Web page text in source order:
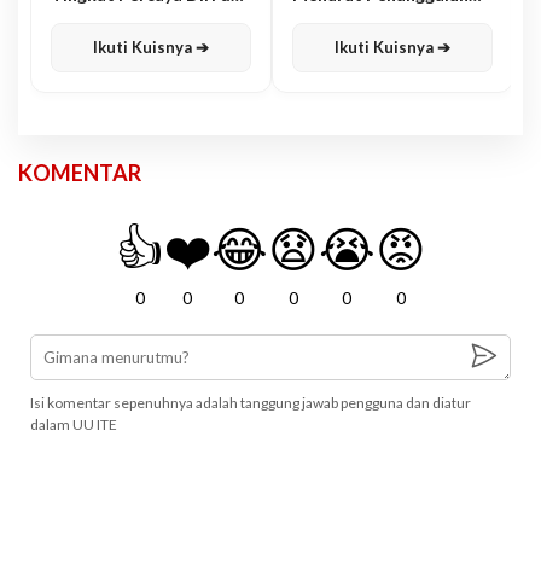
Ikuti Kuisnya ➔ Ikuti Kuisnya ➔
KOMENTAR
👍
0
❤️
0
😂
0
😧
0
😭
0
😡
0
Isi komentar sepenuhnya adalah tanggung jawab pengguna dan diatur
dalam UU ITE